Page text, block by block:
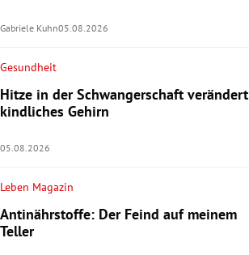
Gabriele Kuhn05.08.2026
Gesundheit
Hitze in der Schwangerschaft verändert
kindliches Gehirn
05.08.2026
Leben Magazin
Antinährstoffe: Der Feind auf meinem
Teller